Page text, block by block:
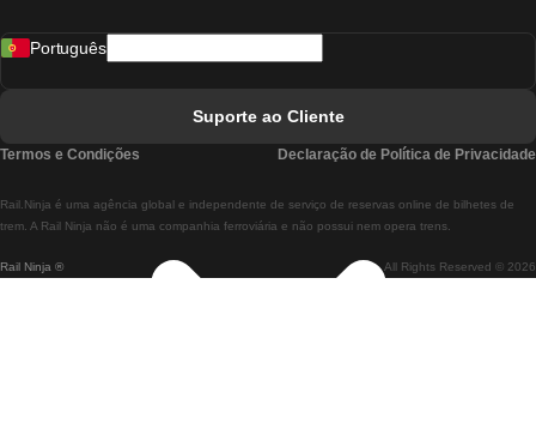
Comboios De Lisboa A Braga
Comboios De Braga A Lisboa
Rail Ninja ® All Rights Reserved © 2026
Rail.Ninja é uma agência global e independente de serviço de reservas online de bilhetes de
trem. A Rail Ninja não é uma companhia ferroviária e não possui nem opera trens.
Português
Suporte ao Cliente
Termos e Condições Declaração de Política de Privacidade